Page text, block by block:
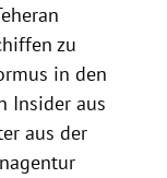
zu
in den
Insider aus
aus der